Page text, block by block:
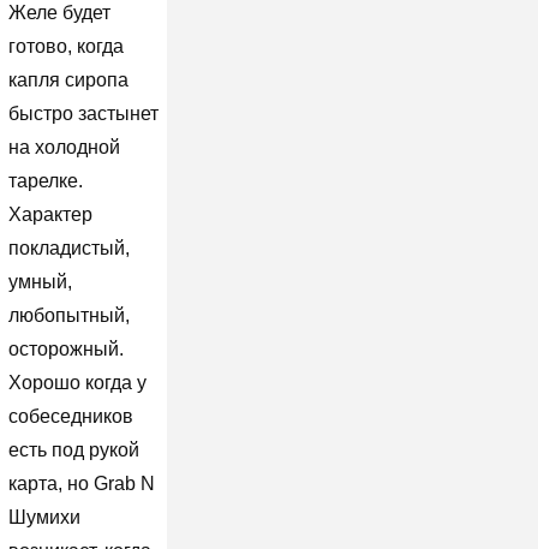
Желе будет
готово, когда
капля сиропа
быстро застынет
на холодной
тарелке.
Характер
покладистый,
умный,
любопытный,
осторожный.
Хорошо когда у
собеседников
есть под рукой
карта, но Grab N
Шумихи